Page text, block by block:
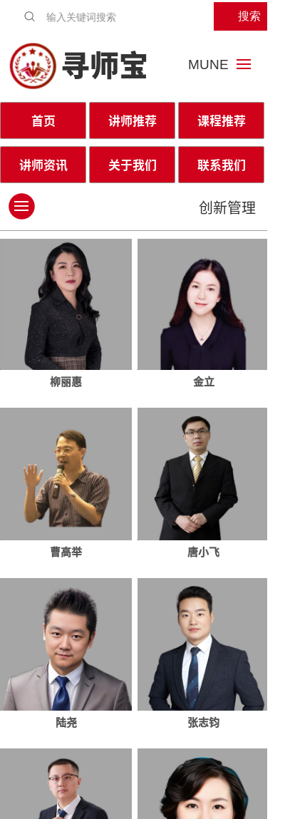
搜索
寻师宝 MUNE
首页 讲师推荐 课程推荐
讲师资讯 关于我们 联系我们
创新管理
柳丽惠 金立
曹高举 唐小飞
陆尧 张志钧